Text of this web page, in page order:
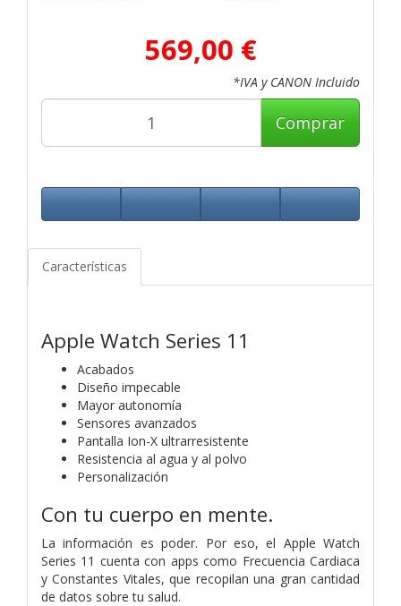
569,00 €
*IVA y CANON Incluido
Comprar
Características
Apple Watch Series 11
Acabados
Diseño impecable
Mayor autonomía
Sensores avanzados
Pantalla Ion-X ultrarresistente
Resistencia al agua y al polvo
Personalización
Con tu cuerpo en mente.
La información es poder. Por eso, el Apple Watch
Series 11 cuenta con apps como Frecuencia Cardiaca
y Constantes Vitales, que recopilan una gran cantidad
de datos sobre tu salud.